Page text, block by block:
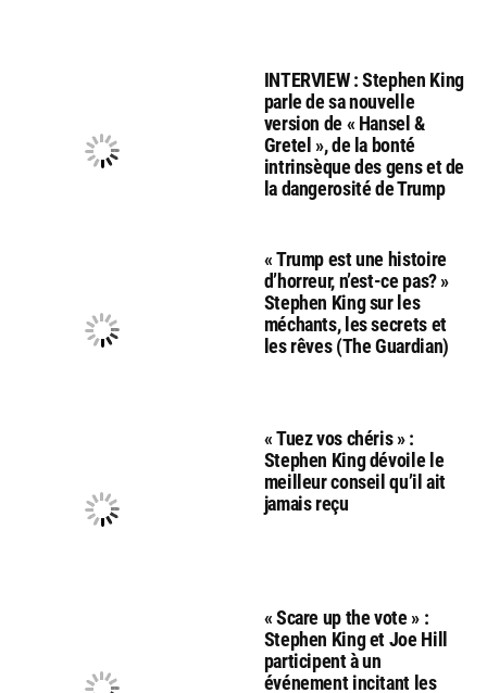
INTERVIEW : Stephen King
parle de sa nouvelle
version de « Hansel &
Gretel », de la bonté
intrinsèque des gens et de
la dangerosité de Trump
« Trump est une histoire
d’horreur, n’est-ce pas? »
Stephen King sur les
méchants, les secrets et
les rêves (The Guardian)
« Tuez vos chéris » :
Stephen King dévoile le
meilleur conseil qu’il ait
jamais reçu
« Scare up the vote » :
Stephen King et Joe Hill
participent à un
événement incitant les